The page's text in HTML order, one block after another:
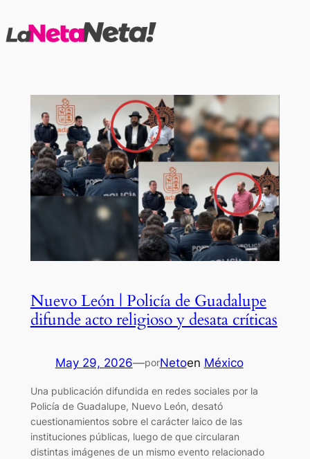
al
Nuevo León | Policía de Guadalupe
difunde acto religioso y desata críticas
May 29, 2026—porNetoen México
Una publicación difundida en redes sociales por la
Policía de Guadalupe, Nuevo León, desató
cuestionamientos sobre el carácter laico de las
instituciones públicas, luego de que circularan
distintas imágenes de un mismo evento relacionado